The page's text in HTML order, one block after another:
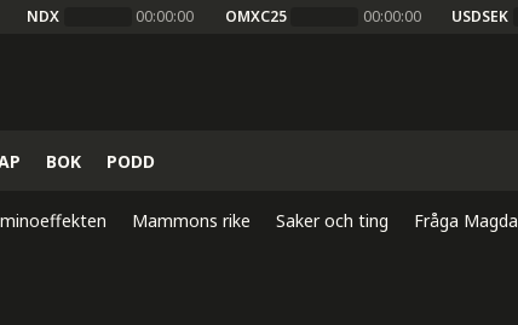
NDX 00:00:00 OMXC25 00:00:00 USDSEK
BOK PODD
Mammons rike Saker och ting Fråga Magda